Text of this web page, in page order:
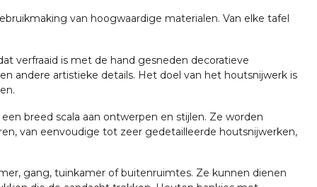
van hoogwaardige materialen. Van elke tafel
verfraaid is met de hand gesneden decoratieve
andere artistieke details. Het doel van het houtsnijwerk is
breed scala aan ontwerpen en stijlen. Ze worden
van eenvoudige tot zeer gedetailleerde houtsnijwerken,
gang, tuinkamer of buitenruimtes. Ze kunnen dienen